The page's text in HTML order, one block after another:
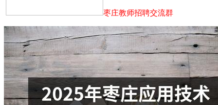
枣庄教师招聘交流群